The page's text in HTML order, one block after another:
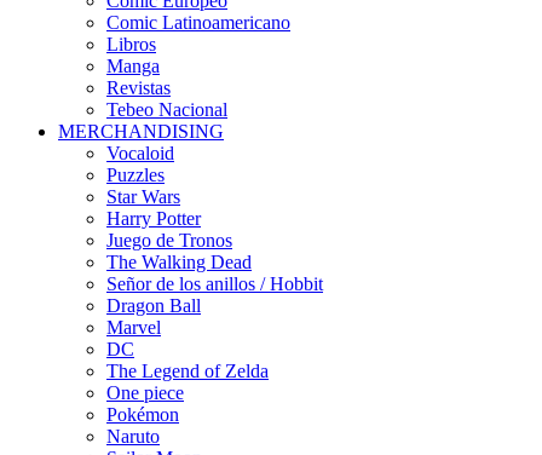
Comic Latinoamericano
Libros
Manga
Revistas
Tebeo Nacional
MERCHANDISING
Vocaloid
Puzzles
Star Wars
Harry Potter
Juego de Tronos
The Walking Dead
Señor de los anillos / Hobbit
Dragon Ball
Marvel
DC
The Legend of Zelda
One piece
Pokémon
Naruto